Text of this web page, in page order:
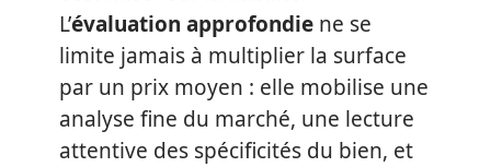
L’évaluation approfondie ne se
limite jamais à multiplier la surface
par un prix moyen : elle mobilise une
analyse fine du marché, une lecture
attentive des spécificités du bien, et